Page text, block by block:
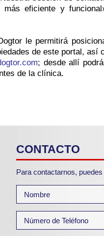
eficiente y
le permitirá
de este portal,
; desde allí
de la clínica.
CONTACTO
Para contactarnos,